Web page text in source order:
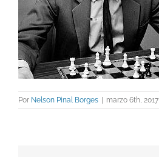
Por Nelson Pinal Borges | marzo 6th, 2017